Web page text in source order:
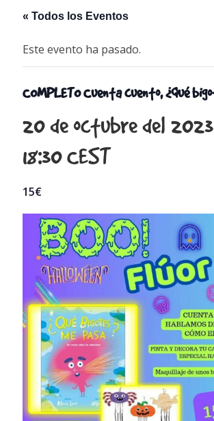
« Todos los Eventos
Este evento ha pasado.
COMPLETO Cuenta cuento, ¿Qué
20 de octubre del 2023
18:30CEST
15€